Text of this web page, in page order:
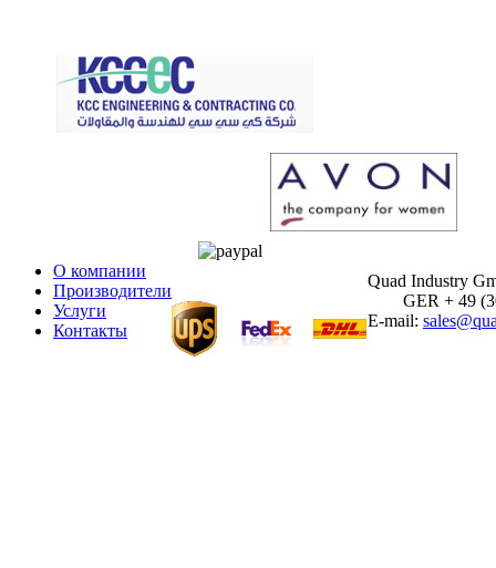
О компании
Производители
Услуги
Контакты
Quad Industry
GER + 49
E-mail: